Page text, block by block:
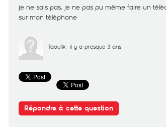
je ne sais pas, je ne pas pu même faire un
sur mon téléphone
Taoufik il y a presque 3 ans
Répondre à cette question